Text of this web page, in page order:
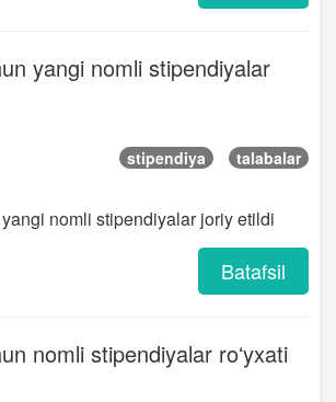
yangi nomli stipendiyalar
stipendiya talabalar
nomli stipendiyalar joriy etildi
Batafsil
nomli stipendiyalar roʻyxati